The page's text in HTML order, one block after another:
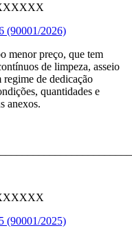
(90001/2026)
menor preço, que tem
de limpeza, asseio
regime de dedicação
quantidades e
anexos.
(90001/2025)